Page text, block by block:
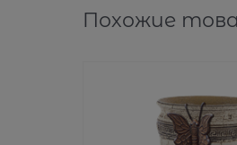
Похожие